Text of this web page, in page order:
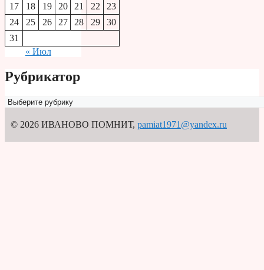
17
18 19 20 21 22
23
24
25 26 27 28 29
30
31
« Июл
Рубрикатор
Рубрикатор
© 2026 ИВАНОВО ПОМНИТ, pamiat1971@yandex.ru